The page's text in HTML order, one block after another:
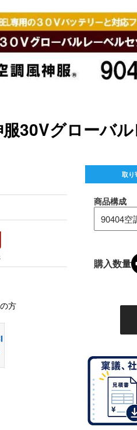
30Vグローバ
方
取り
商品構成
購入数量